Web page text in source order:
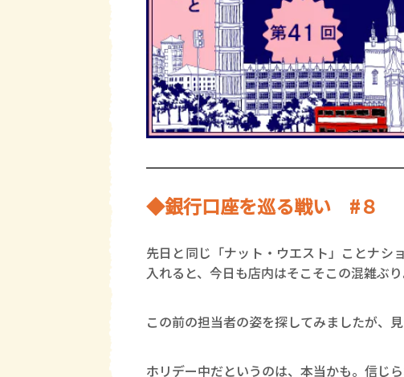
◆銀行口座を巡る戦い #８
先日と同じ「ナット・ウエスト」ことナシ
入れると、今日も店内はそこそこの混雑ぶり
この前の担当者の姿を探してみましたが、見
ホリデー中だというのは、本当かも。信じ